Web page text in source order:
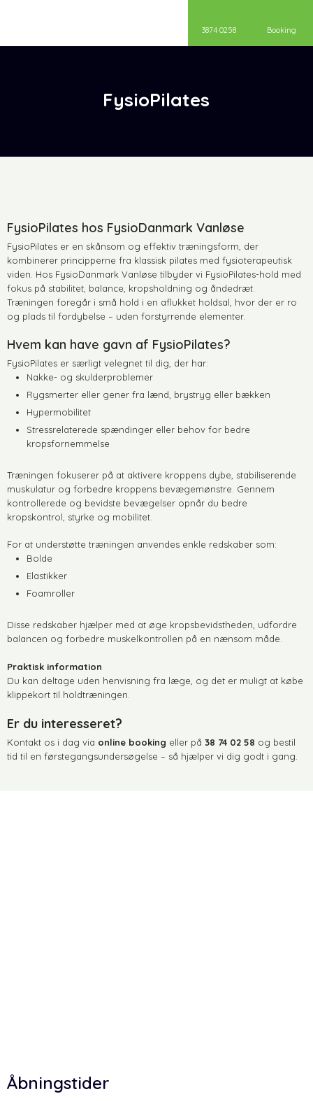
3874 0258 Booking
FysioPilates
FysioPilates hos FysioDanmark Vanløse
FysioPilates er en skånsom og effektiv træningsform, der
kombinerer principperne fra klassisk pilates med fysioterapeutisk
viden. Hos FysioDanmark Vanløse tilbyder vi FysioPilates-hold med
fokus på stabilitet, balance, kropsholdning og åndedræt.
Træningen foregår i små hold i en aflukket holdsal, hvor der er ro
og plads til fordybelse – uden forstyrrende elementer.
Hvem kan have gavn af FysioPilates?
FysioPilates er særligt velegnet til dig, der har:
Nakke- og skulderproblemer
Rygsmerter eller gener fra lænd, brystryg eller bækken
Hypermobilitet
Stressrelaterede spændinger eller behov for bedre
kropsfornemmelse
Træningen fokuserer på at aktivere kroppens dybe, stabiliserende
muskulatur og forbedre kroppens bevægemønstre. Gennem
kontrollerede og bevidste bevægelser opnår du bedre
kropskontrol, styrke og mobilitet.
For at understøtte træningen anvendes enkle redskaber som:
Bolde
Elastikker
Foamroller
Disse redskaber hjælper med at øge kropsbevidstheden, udfordre
balancen og forbedre muskelkontrollen på en nænsom måde.
Praktisk information
Du kan deltage uden henvisning fra læge, og det er muligt at købe
klippekort til holdtræningen.
Er du interesseret?
Kontakt os i dag via online booking eller på 38 74 02 58 og bestil
tid til en førstegangsundersøgelse – så hjælper vi dig godt i gang.​​
Åbningstider